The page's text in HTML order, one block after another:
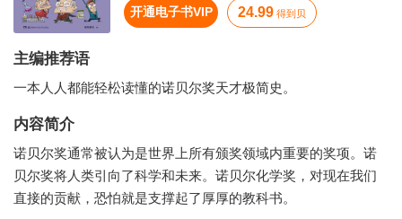
开通电子书VIP 24.99 得到贝
主编推荐语
一本人人都能轻松读懂的诺贝尔奖天才极简史。
内容简介
诺贝尔奖通常被认为是世界上所有颁奖领域内重要的奖项。诺
贝尔奖将人类引向了科学和未来。诺贝尔化学奖，对现在我们
直接的贡献，恐怕就是支撑起了厚厚的教科书。